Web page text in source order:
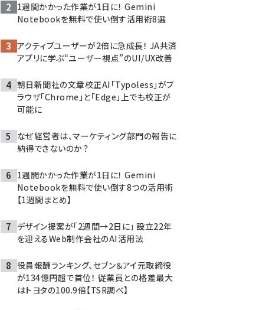
1週間かかった作業が1日に！ Gemini
Notebookを無料で使い倒す活用術8選
アクティブユーザーが2倍に急成長！ JA共済
アプリに学ぶ“ユーザー視点”のUI/UX改善
朝日新聞社の文章校正AI「Typoless」がブ
ラウザ「Chrome」と「Edge」上でも校正が
可能に
なぜ経営者は、マーケティング部門の報告に
納得できないのか？
1週間かかった作業が1日に！ Gemini
Notebookを無料で使い倒す8つの活用術
【1週間まとめ】
デザイン提案が「2週間→2日に」 設立22年
を迎えるWeb制作会社のAI活用法
役員報酬ランキング、セブン＆アイ元取締役
が134億円超で首位！ 従業員との格差最大
はトヨタの100.9倍【TSR調べ】